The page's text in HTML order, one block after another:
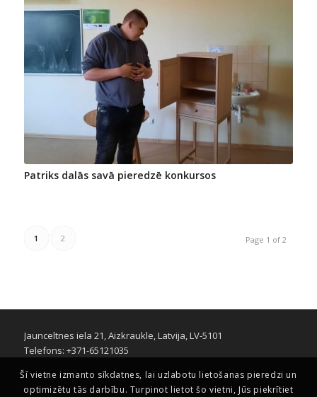
Patriks dalās savā pieredzē konkursos
Page 1 of 2
1 2
Jaunceltnes iela 21, Aizkraukle, Latvija, LV-5101
Telefons: +371-65121035
Šī vietne izmanto sīkdatnes, lai uzlabotu lietošanas pieredzi un
optimizētu tās darbību. Turpinot lietot šo vietni, Jūs piekrītiet